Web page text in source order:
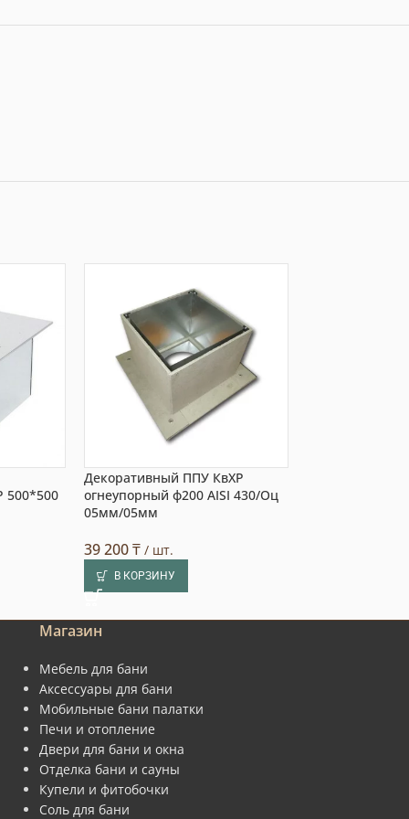
500*500
Декоративный ППУ КвХР
огнеупорный ф200 AISI 430/Оц
05мм/05мм
39 200₸/ шт.
В КОРЗИНУ
Магазин
Мебель для бани
Аксессуары для бани
Мобильные бани палатки
Печи и отопление
Двери для бани и окна
Отделка бани и сауны
Купели и фитобочки
Соль для бани